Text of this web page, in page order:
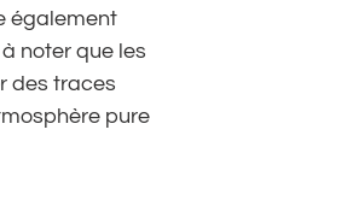
également
à noter que les
des traces
pure